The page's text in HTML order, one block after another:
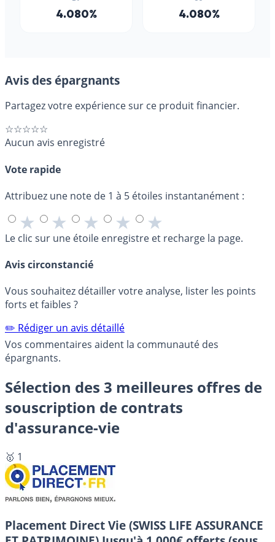
Avis des épargnants
Partagez votre expérience sur ce produit financier.
☆☆☆☆☆
Aucun avis enregistré
Vote rapide
Attribuez une note de 1 à 5 étoiles instantanément :
★ ★ ★ ★ ★
Le clic sur une étoile enregistre et recharge la page.
Avis circonstancié
Vous souhaitez détailler votre analyse, lister les points
forts et faibles ?
✏️ Rédiger un avis détaillé
Vos commentaires aident la communauté des
épargnants.
Sélection des 3 meilleures offres de
souscription de contrats
d'assurance-vie
🥇 1
Placement Direct Vie (SWISS LIFE ASSURANCE